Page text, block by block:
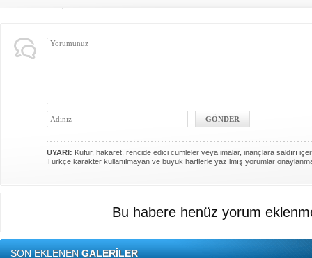
UYARI: Küfür, hakaret, rencide edici cümleler veya imalar, inançlara saldırı
Türkçe karakter kullanılmayan ve büyük harflerle yazılmış yorumlar
Bu habere henüz yorum
SON EKLENENGALERİLER